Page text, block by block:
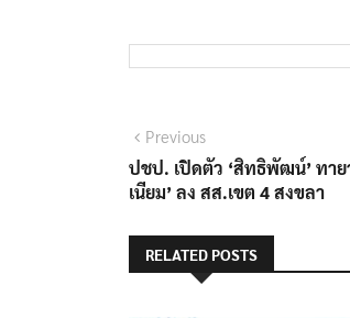
แนะแนว
เรื่อง
PreviousPrevious
post:
ปชป. เปิดตัว ‘สิทธิพัฒน์’ ทาย
เนียม’ ลง สส.เขต 4 สงขลา
RELATED POSTS